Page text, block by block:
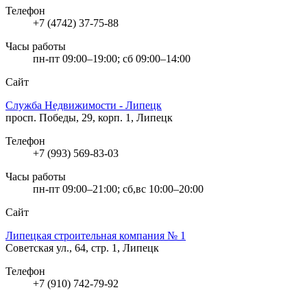
Телефон
+7 (4742) 37-75-88
Часы работы
пн-пт 09:00–19:00; сб 09:00–14:00
Сайт
Служба Недвижимости - Липецк
просп. Победы, 29, корп. 1, Липецк
Телефон
+7 (993) 569-83-03
Часы работы
пн-пт 09:00–21:00; сб,вс 10:00–20:00
Сайт
Липецкая строительная компания № 1
Советская ул., 64, стр. 1, Липецк
Телефон
+7 (910) 742-79-92